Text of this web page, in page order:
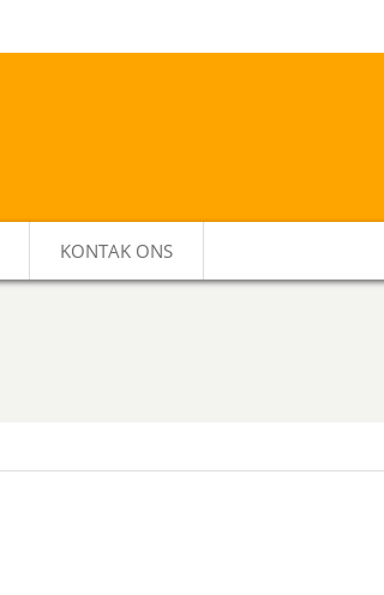
KONTAK ONS